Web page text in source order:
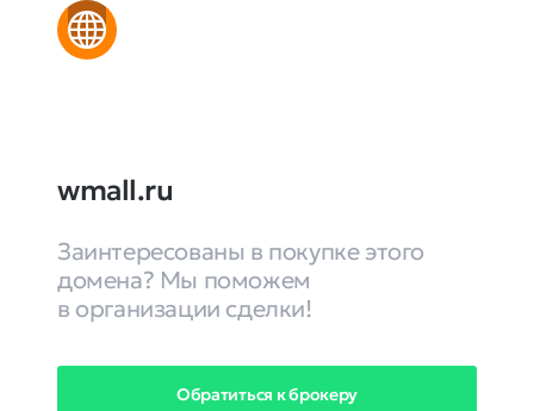
wmall.ru
Заинтересованы в покупке этого
домена? Мы поможем
в организации сделки!
Обратиться к брокеру